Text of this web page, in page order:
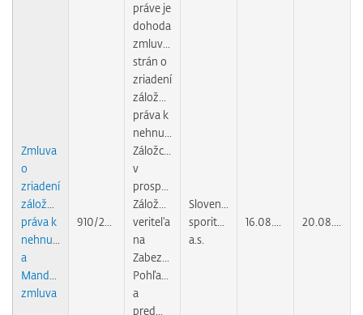
Zmluva
o
zriadení
záložného
práva k
nehnuteľnosiam
a
Mandátna
zmluva
práve je
dohoda
zmluvných
strán o
zriadení
záložného
práva k
nehnuteľnostiam
Záložcom
v
prospech
Záložného
veritel'a
na
Zabezpečenie
Pohľadávky
a
predmetom
Slovenská
sporiteľňa,
a.s.